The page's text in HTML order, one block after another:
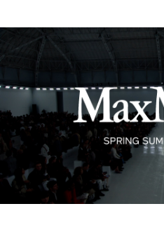
暂
停
开
启
当
0:00
载
完
0%